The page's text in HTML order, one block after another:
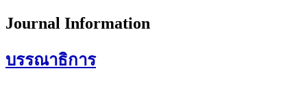
Journal Information
บรรณาธิการ